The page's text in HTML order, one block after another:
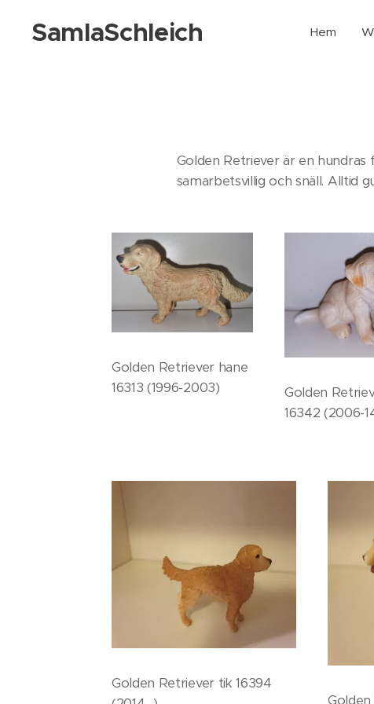
SamlaSchleich Hem
Golden Retriever är en
samarbetsvillig och snäll. Alltid
Golden Retriever hane
16313 (1996-2003)
Golden
16342 (2006-
Golden Retriever tik 16394